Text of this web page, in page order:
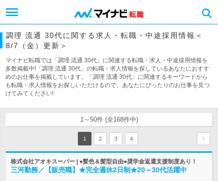
調理 流通 30代に関する求人・転職・中途採用情報＜
8/7（金）更新＞
マイナビ転職では「調理 流通 30代」に関連する転職・求人・中途採用情報を
多数掲載中!「調理 流通 30代」の転職・求人情報を探しているあなたにおすす
めのお仕事を掲載しています。「調理 流通 30代」に関連するキーワードから
も転職・求人情報をお探しいただけるので、あなたにぴったりのお仕事を見つ
けてみてください!
1～50件 (全168件中)
1 2 3 4
株式会社アオキスーパー | ●髪色＆髪型自由●奨学金返還支援制度あり！
三河勤務／【販売職】★完全週休2日制★20～30代活躍中